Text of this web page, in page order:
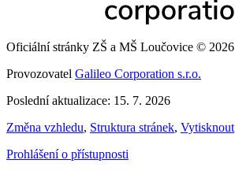
Oficiální stránky ZŠ a MŠ Loučovice © 2026
Provozovatel Galileo Corporation s.r.o.
Poslední aktualizace: 15. 7. 2026
Změna vzhledu, Struktura stránek, Vytisknout
Prohlášení o přístupnosti